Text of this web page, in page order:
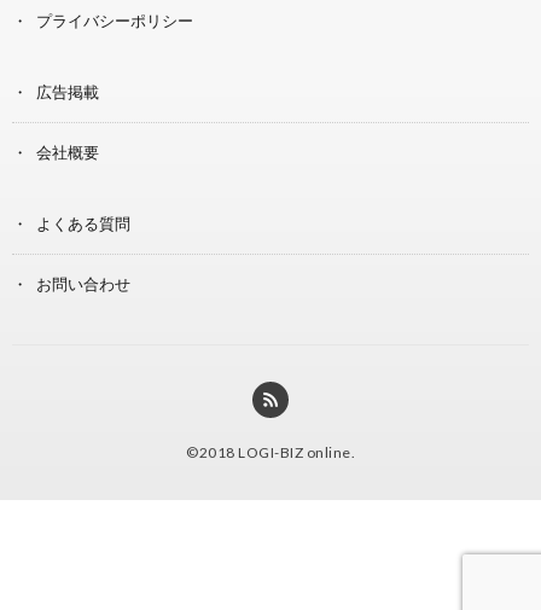
プライバシーポリシー
広告掲載
会社概要
よくある質問
お問い合わせ
©2018 LOGI-BIZ online